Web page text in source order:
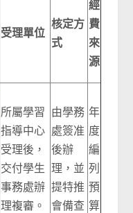
受理單位
核定方
式
經
費
來
源
所屬學習
指導中心
受理後，
交付學生
事務處辦
理複審。
由學務
處簽准
後辦
理，並
提特推
會備查
年
度
編
列
預
算